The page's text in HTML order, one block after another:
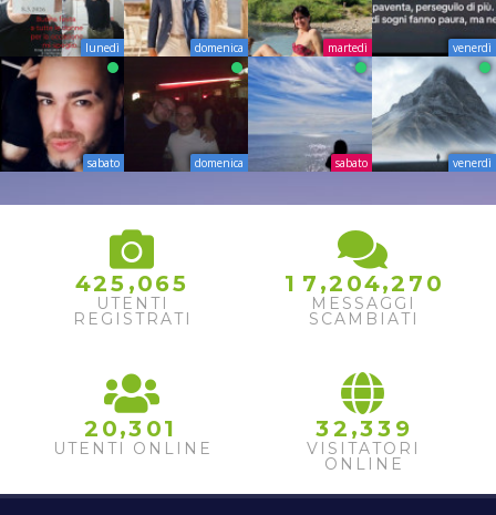
lunedì domenica martedì venerdì
sabato domenica sabato venerdì
425 ,065
UTENTI
REGISTRATI
1 7 ,2 04,2 7 0
MESSAGGI
SCAMBIATI
2 0,3 01
UTENTI ONLINE
32 ,33 9
VISITATORI
ONLINE